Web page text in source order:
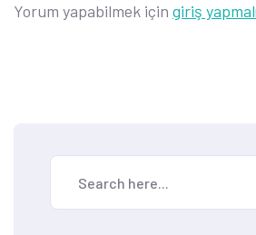
Yorum yapabilmek için giriş